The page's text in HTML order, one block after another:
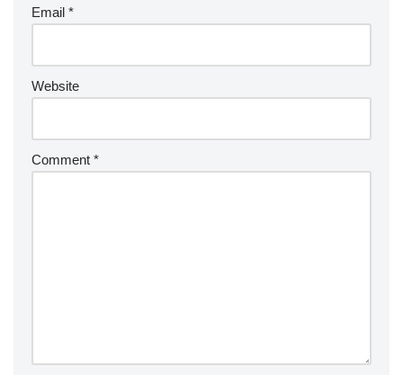
Email *
Website
Comment *